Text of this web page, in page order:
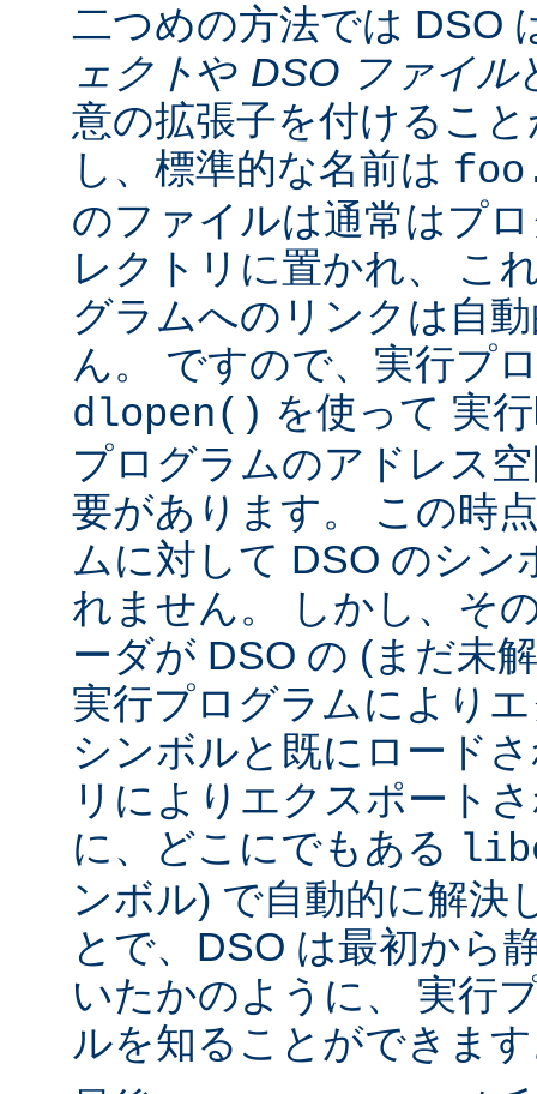
二つめの方法では DSO
ェクトや DSO ファイル
意の拡張子を付けるこ
し、標準的な名前は
のファイルは通常はプ
レクトリに置かれ、 こ
グラムへのリンクは自
ん。 ですので、実行プ
dlopen() を使って 実
プログラムのアドレス
要があります。 この時
ムに対して DSO のシン
れません。 しかし、そ
ーダが DSO の (まだ未
実行プログラムにより
シンボルと既にロード
リによりエクスポート
に、どこにでもある
ンボル) で自動的に解決
とで、DSO は最初から
いたかのように、 実行
ルを知ることができま